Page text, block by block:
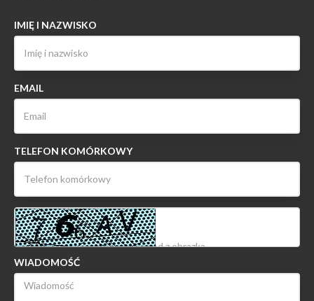
IMIĘ I NAZWISKO
EMAIL
TELEFON KOMÓRKOWY
WIADOMOŚĆ